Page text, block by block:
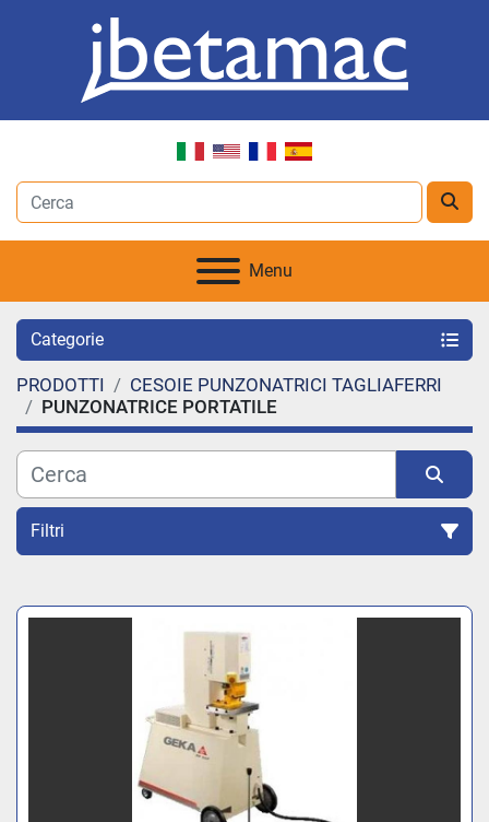
Menu
Categorie
PRODOTTI
CESOIE PUNZONATRICI TAGLIAFERRI
PUNZONATRICE PORTATILE
Filtri